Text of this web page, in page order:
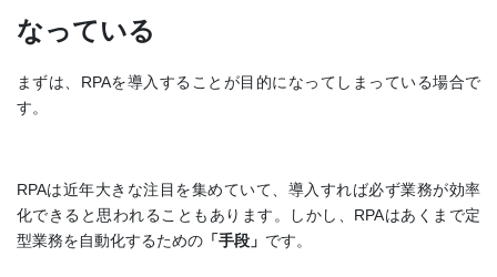
なっている
まずは、RPAを導入することが目的になってしまっている場合で
す。
RPAは近年大きな注目を集めていて、導入すれば必ず業務が効率
化できると思われることもあります。しかし、RPAはあくまで定
型業務を自動化するための 「手段」 です。